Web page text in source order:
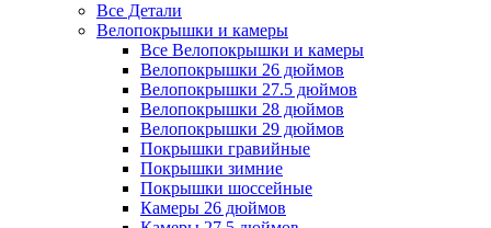
Все Детали
Велопокрышки и камеры
Все Велопокрышки и камеры
Велопокрышки 26 дюймов
Велопокрышки 27.5 дюймов
Велопокрышки 28 дюймов
Велопокрышки 29 дюймов
Покрышки гравийные
Покрышки зимние
Покрышки шоссейные
Камеры 26 дюймов